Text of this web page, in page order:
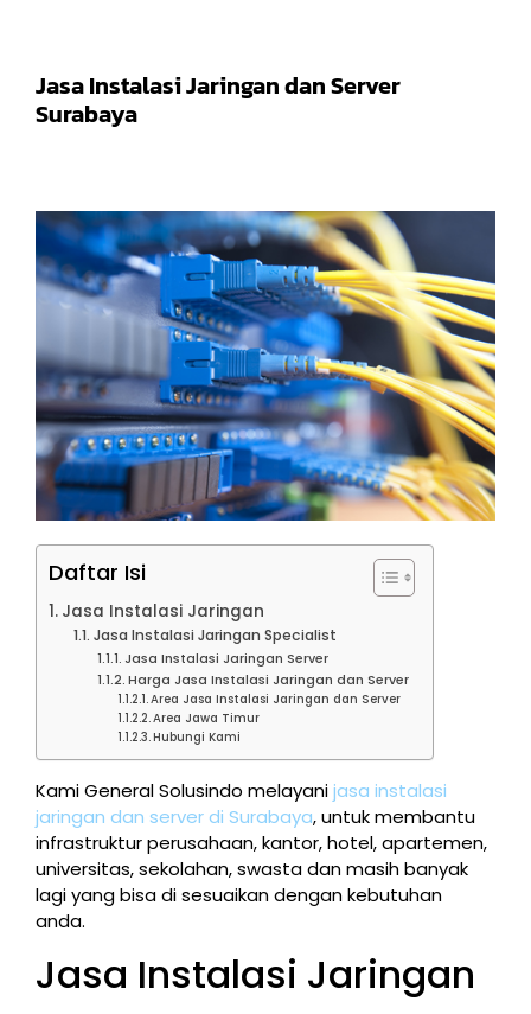
Jasa Instalasi Jaringan dan Server
Surabaya
Daftar Isi
Jasa Instalasi Jaringan
Jasa Instalasi Jaringan Specialist
Jasa Instalasi Jaringan Server
Harga Jasa Instalasi Jaringan dan Server
Area Jasa Instalasi Jaringan dan Server
Area Jawa Timur
Hubungi Kami
Kami General Solusindo melayanijasa instalasi
jaringan dan server di Surabaya, untuk membantu
infrastruktur perusahaan, kantor, hotel, apartemen,
universitas, sekolahan, swasta dan masih banyak
lagi yang bisa di sesuaikan dengan kebutuhan
anda.
Jasa Instalasi Jaringan